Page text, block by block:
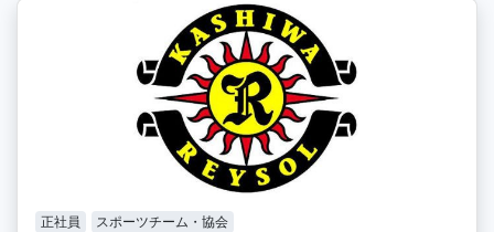
正社員 スポーツチーム・協会